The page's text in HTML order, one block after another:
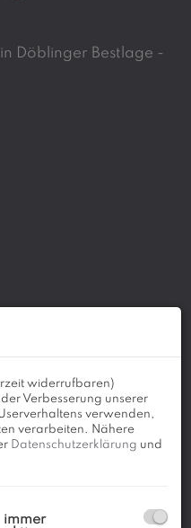
widerrufbaren)
Verbesserung unserer
verwenden,
verarbeiten. Nähere
Datenschutzerklärung und
immer